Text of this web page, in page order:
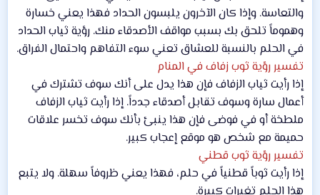
والتعاسة. وإذا كان الآخرون يلبسون الحداد فهذا يعني خسارة
وهموماً تلحق بك بسبب مواقف الأصدقاء منك. رؤية ثياب الحداد
في الحلم بالنسبة للعشاق تعني سوء التفاهم واحتمال الفراق.
تفسير رؤية ثوب زفاف في المنام
إذا رأيت ثياب الزفاف فإن هذا يدل على أنك سوف تشترك في
أعمال سارة وسوف تقابل أصدقاء جدداً. إذا رأيت ثياب الزفاف
ملطخة أو في فوضى فإن هذا ينبئ بأنك سوف تخسر علاقات
حميمة مع شخص هو موقع إعجاب كبير.
تفسير رؤية ثوب قطني
إذا رأيت ثوباً قطنياً في حلم، فهذا يعني ظروفاً سهلة. ولا يتبع
هذا الحلم تغيرات كبيرة.